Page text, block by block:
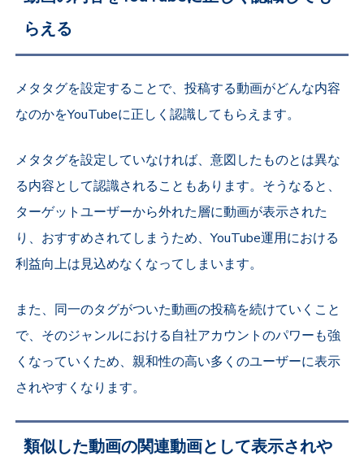
らえる
メタタグを設定することで、投稿する動画がどんな内容
なのかをYouTubeに正しく認識してもらえます。
メタタグを設定していなければ、意図したものとは異な
る内容として認識されることもあります。そうなると、
ターゲットユーザーから外れた層に動画が表示された
り、おすすめされてしまうため、YouTube運用における
利益向上は見込めなくなってしまいます。
また、同一のタグがついた動画の投稿を続けていくこと
で、そのジャンルにおける自社アカウントのパワーも強
くなっていくため、親和性の高い多くのユーザーに表示
されやすくなります。
類似した動画の関連動画として表示されや